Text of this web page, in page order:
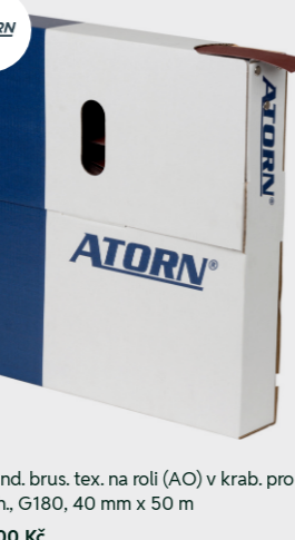
brus. tex. na roli (AO) v krab. pro
G180, 40 mm x 50 m